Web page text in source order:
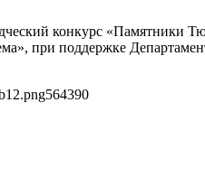
конкурс «Памятники
при поддержке
564390